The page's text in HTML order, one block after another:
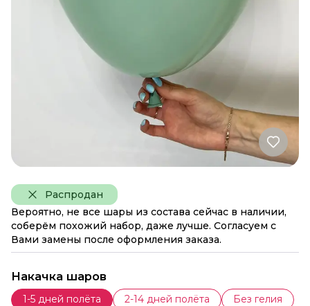
Распродан
Вероятно, не все шары из состава сейчас в наличии,
соберём похожий набор, даже лучше. Согласуем с
Вами замены после оформления заказа.
Накачка шаров
1-5 дней полёта 2-14 дней полёта Без гелия